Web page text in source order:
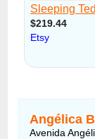
Angélica
Avenida